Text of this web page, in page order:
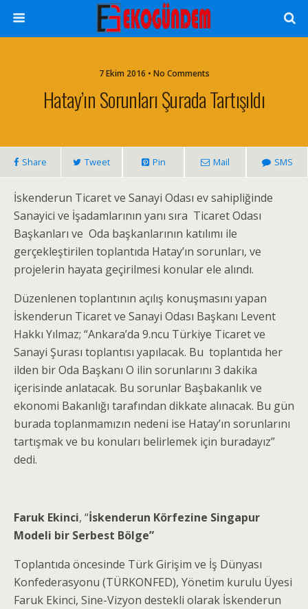
7 Ekim 2016 • No Comments
Hatay’ın Sorunları Şurada Tartışıldı
Share Tweet Pin Mail SMS
İskenderun Ticaret ve Sanayi Odası ev sahipliğinde
Sanayici ve İşadamlarının yanı sıra Ticaret Odası
Başkanları ve Oda başkanlarının katılımı ile
gerçekleştirilen toplantıda Hatay’ın sorunları, ve
projelerin hayata geçirilmesi konular ele alındı.
Düzenlenen toplantının açılış konuşmasını yapan
İskenderun Ticaret ve Sanayi Odası Başkanı Levent
Hakkı Yılmaz; “Ankara’da 9.ncu Türkiye Ticaret ve
Sanayi Şurası toplantısı yapılacak. Bu toplantıda her
ilden bir Oda Başkanı O ilin sorunlarını 3 dakika
içerisinde anlatacak. Bu sorunlar Başbakanlık ve
ekonomi Bakanlığı tarafından dikkate alınacak. Bu gün
burada toplanmamızın nedeni ise Hatay’ın sorunlarını
tartışmak ve bu konuları belirlemek için buradayız”
dedi.
Faruk Ekinci, “İskenderun Körfezine Singapur
Modeli bir Serbest Bölge”
Toplantıda öncesinde Türk Girişim ve İş Dünyası
Konfederasyonu (TÜRKONFED), Yönetim kurulu Üyesi
Faruk Ekinci, Sine-Vizyon destekli olarak İskenderun